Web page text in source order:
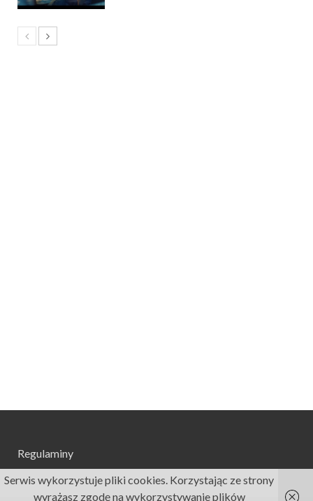
Regulaminy
Serwis wykorzystuje pliki cookies. Korzystając ze strony
wyrażasz zgodę na wykorzystywanie plików